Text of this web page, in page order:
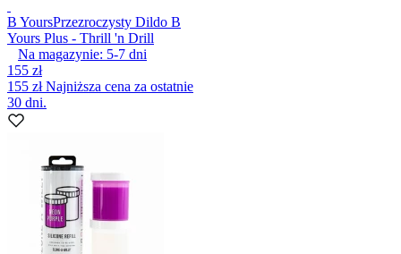
B YoursPrzezroczysty Dildo B
Yours Plus - Thrill 'n Drill
Na magazynie: 5-7 dni
155 zł
155 złNajniższa cena za ostatnie
30 dni.